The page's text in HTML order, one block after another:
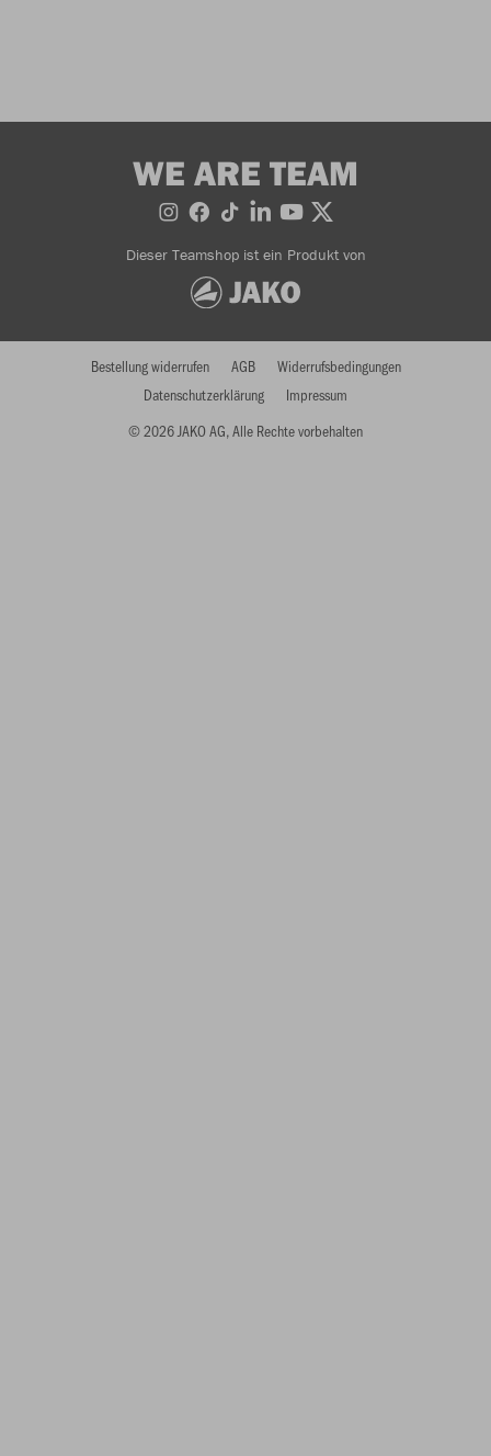
WE ARE TEAM
Dieser Teamshop ist ein Produkt von
© 2026 JAKO AG, Alle Rechte vorbehalten
Bestellung widerrufen AGB
Widerrufsbedingungen
Datenschutzerklärung
Impressum